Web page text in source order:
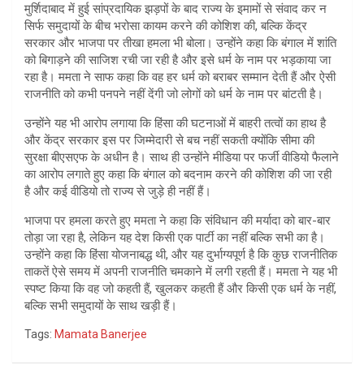
मुर्शिदाबाद में हुई सांप्रदायिक झड़पों के बाद राज्य के इमामों से संवाद कर न
सिर्फ समुदायों के बीच भरोसा कायम करने की कोशिश की, बल्कि केंद्र
सरकार और भाजपा पर तीखा हमला भी बोला। उन्होंने कहा कि बंगाल में शांति
को बिगाड़ने की साजिश रची जा रही है और इसे धर्म के नाम पर भड़काया जा
रहा है। ममता ने साफ कहा कि वह हर धर्म को बराबर सम्मान देती हैं और ऐसी
राजनीति को कभी पनपने नहीं देंगी जो लोगों को धर्म के नाम पर बांटती है।
उन्होंने यह भी आरोप लगाया कि हिंसा की घटनाओं में बाहरी तत्वों का हाथ है
और केंद्र सरकार इस पर जिम्मेदारी से बच नहीं सकती क्योंकि सीमा की
सुरक्षा बीएसएफ के अधीन है। साथ ही उन्होंने मीडिया पर फर्जी वीडियो फैलाने
का आरोप लगाते हुए कहा कि बंगाल को बदनाम करने की कोशिश की जा रही
है और कई वीडियो तो राज्य से जुड़े ही नहीं हैं।
भाजपा पर हमला करते हुए ममता ने कहा कि संविधान की मर्यादा को बार-बार
तोड़ा जा रहा है, लेकिन यह देश किसी एक पार्टी का नहीं बल्कि सभी का है।
उन्होंने कहा कि हिंसा योजनाबद्ध थी, और यह दुर्भाग्यपूर्ण है कि कुछ राजनीतिक
ताकतें ऐसे समय में अपनी राजनीति चमकाने में लगी रहती हैं। ममता ने यह भी
स्पष्ट किया कि वह जो कहती हैं, खुलकर कहती हैं और किसी एक धर्म के नहीं,
बल्कि सभी समुदायों के साथ खड़ी हैं।
Tags: Mamata Banerjee